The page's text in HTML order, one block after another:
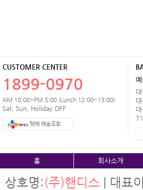
CUSTOMER CENTER
1899-0970
AM 10:00~PM 5:00 (Lunch 12:00~13:00)
Sat, Sun, Holiday OFF
택배 배송조회
71
홈 회사소개
상호명:(주)핸디스 | 대표